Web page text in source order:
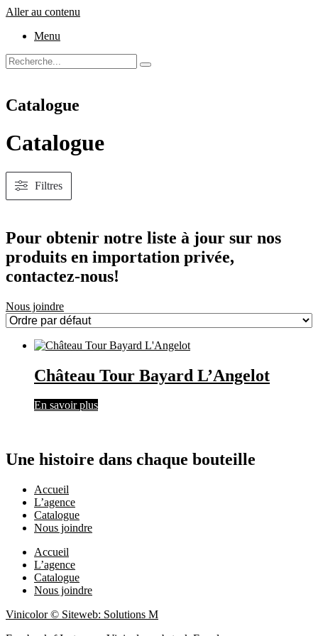
Aller au contenu
Menu
Catalogue
Catalogue
Filtres
Pour obtenir notre liste à jour sur nos
produits en importation privée,
contactez-nous!
Nous joindre
Château Tour Bayard L’Angelot
En savoir plus
Une histoire dans chaque bouteille
Accueil
L’agence
Catalogue
Nous joindre
Accueil
L’agence
Catalogue
Nous joindre
Vinicolor © Siteweb: Solutions M